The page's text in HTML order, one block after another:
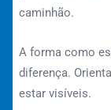
caminhão.
A forma como
diferença.
estar visíveis.